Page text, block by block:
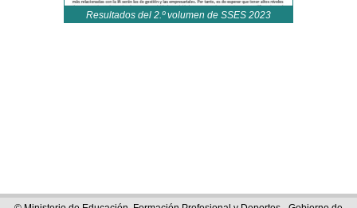
Resultados del 2.º volumen de SSES 2023